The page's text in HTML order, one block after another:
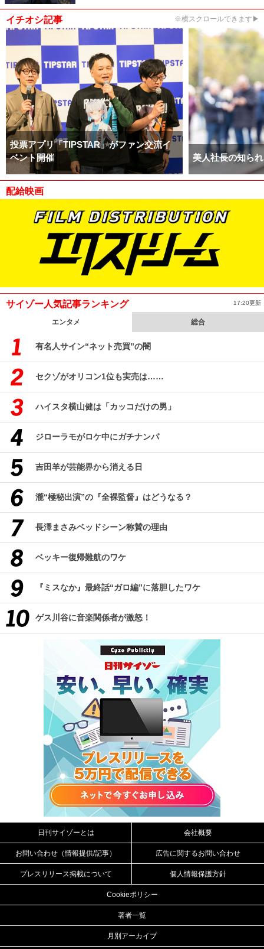
イチオシ記事 ※横スクロールできます▶
投票アプリ「TIPSTAR」がファン交流イ
ベント開催
美人社長の知ら
配給映画
サイゾー人気記事ランキング 17:20更新
エンタメ 総合
有名人サイン“ネット売買”の闇
セクゾがオリコン1位も実売は……
ハイスタ横山健は「カッコだけの男」
ジローラモがロケ中にガチナンパ
吉田羊が芸能界から消える日
瀧“極秘出演”の『全裸監督』はどうなる？
長澤まさみベッドシーン称賛の理由
ベッキー復帰難航のワケ
『ミスなか』最終話“ガロ編”に落胆したワケ
ゲス川谷に音楽関係者が激怒！
日刊サイゾーとは 会社概要
お問い合わせ（情報提供/記事） 広告に関するお問い合わせ
プレスリリース掲載について 個人情報保護方針
Cookieポリシー
著者一覧
月別アーカイブ